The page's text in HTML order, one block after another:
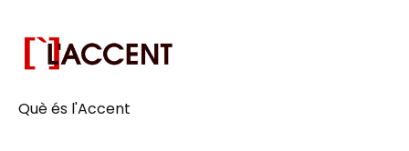
Què és l'Accent